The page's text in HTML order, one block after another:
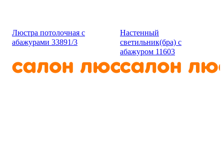
Люстра потолочная с
абажурами 33891/3
Настенный
светильник(бра) с
абажуром 11603